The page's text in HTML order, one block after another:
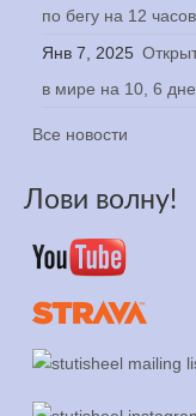
по бегу на 12
Янв 7, 2025
в мире на 10, 6
Все новости
Лови волну!